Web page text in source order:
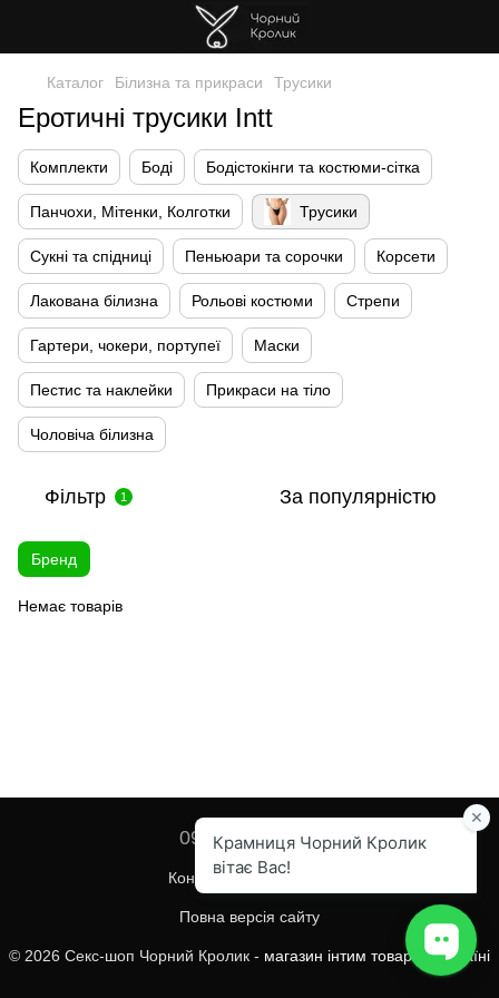
Каталог Білизна та прикраси Трусики
Еротичні трусики Intt
Комплекти Боді Бодістокінги та костюми-сітка
Панчохи, Мітенки, Колготки Трусики
Сукні та спідниці Пеньюари та сорочки Корсети
Лакована білизна Рольові костюми Стрепи
Гартери, чокери, портупеї Маски
Пестис та наклейки Прикраси на тіло
Чоловіча білизна
Фільтр 1 За популярністю
Бренд
Немає товарів
097 455-82-67
Контактна інформація
Повна версія сайту
© 2026 Секс-шоп Чорний Кролик - магазин інтим товарів в Україні